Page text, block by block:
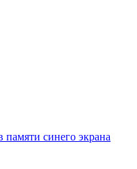
синего экрана